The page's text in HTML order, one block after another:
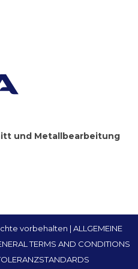
und Metallbearbeitung
vorbehalten
ALLGEMEINE
TERMS AND CONDITIONS